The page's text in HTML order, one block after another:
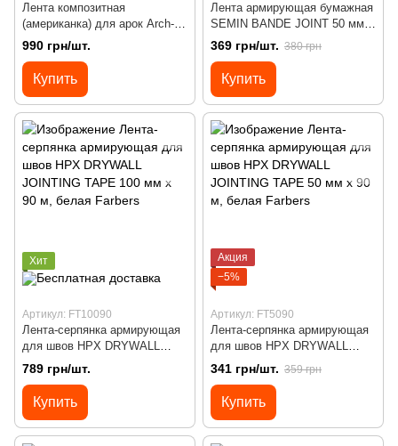
Лента композитная
(американка) для арок Arch-
Flex Strait-Flex 86 мм x 15 м,
84 мкм
990 грн/шт.
Купить
Лента армирующая бумажная
SEMIN BANDE JOINT 50 мм х
150 м
369 грн/шт. 380 грн
Купить
Хит
Артикул: FT10090
Лента-серпянка армирующая
для швов HPX DRYWALL
JOINTING TAPE 100 мм х 90
м, белая
789 грн/шт.
Купить
Акция
−5%
Артикул: FT5090
Лента-серпянка армирующая
для швов HPX DRYWALL
JOINTING TAPE 50 мм х 90 м,
белая
341 грн/шт. 359 грн
Купить